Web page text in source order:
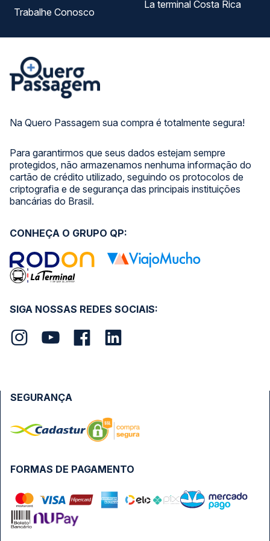
Na Quero Passagem sua compra é totalmente segura!
Para garantirmos que seus dados estejam sempre
protegidos, não armazenamos nenhuma informação do
cartão de crédito utilizado, seguindo os protocolos de
criptografia e de segurança das principais instituições
bancárias do Brasil.
Trabalhe Conosco
La terminal Costa Rica
SIGA NOSSAS REDES SOCIAIS:
CONHEÇA O GRUPO QP:
FORMAS DE PAGAMENTO
SEGURANÇA